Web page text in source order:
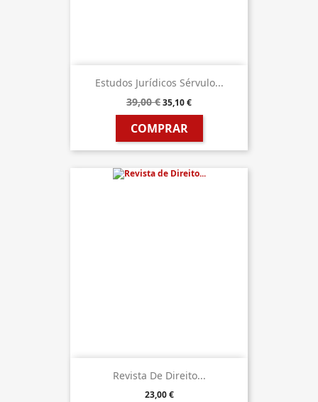
Estudos Jurídicos Sérvulo...
39,00 €35,10 €
COMPRAR
Revista De Direito...
23,00 €